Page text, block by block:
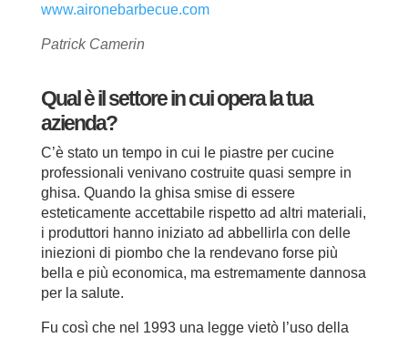
www.aironebarbecue.com
Patrick Camerin
Qual è il settore in cui opera la tua
azienda?
C’è stato un tempo in cui le piastre per cucine
professionali venivano costruite quasi sempre in
ghisa. Quando la ghisa smise di essere
esteticamente accettabile rispetto ad altri materiali,
i produttori hanno iniziato ad abbellirla con delle
iniezioni di piombo che la rendevano forse più
bella e più economica, ma estremamente dannosa
per la salute.
Fu così che nel 1993 una legge vietò l’uso della